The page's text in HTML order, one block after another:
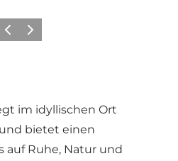
ZurückWeiter
im idyllischen Ort
bietet einen
auf Ruhe, Natur und